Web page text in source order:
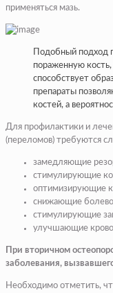
применяться мазь.
Подобный подход
пораженную
способствует
препараты
костей, а
Для профилактики и
(переломов) требуются
замедляющие
стимулирующие
оптимизирующие
снижающие
стимулирующие
улучшающие
При вторичном
заболевания,
Необходимо отметить,